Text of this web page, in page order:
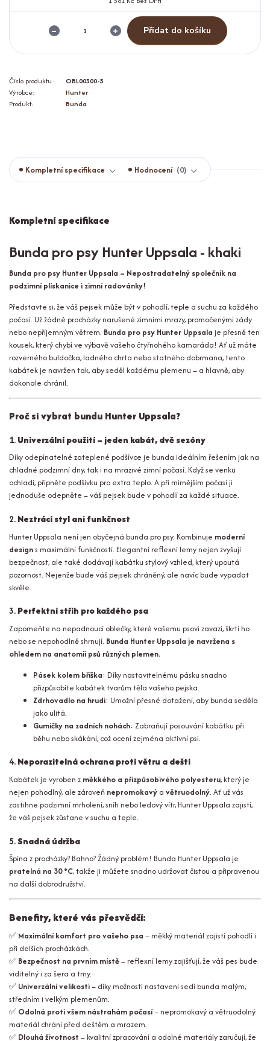
Přidat do košíku
Číslo produktu:
OBL00300-5
Výrobce:
Hunter
Produkt:
Bunda
Kompletní specifikace Hodnocení 0
Kompletní specifikace
Bunda pro psy Hunter Uppsala - khaki
Bunda pro psy Hunter Uppsala – Nepostradatelný společník na
podzimní plískanice i zimní radovánky!
Představte si, že váš pejsek může být v pohodlí, teple a suchu za každého
počasí. Už žádné procházky narušené zimními mrazy, promočenými zády
nebo nepříjemným větrem. Bunda pro psy Hunter Uppsala je přesně ten
kousek, který chybí ve výbavě vašeho čtyřnohého kamaráda! Ať už máte
rozverného buldočka, ladného chrta nebo statného dobrmana, tento
kabátek je navržen tak, aby seděl každému plemenu – a hlavně, aby
dokonale chránil.
Proč si vybrat bundu Hunter Uppsala?
1.Univerzální použití – jeden kabát, dvě sezóny
Díky odepínatelné zateplené podšívce je bunda ideálním řešením jak na
chladné podzimní dny, tak i na mrazivé zimní počasí. Když se venku
ochladí, připněte podšívku pro extra teplo. A při mírnějším počasí ji
jednoduše odepněte – váš pejsek bude v pohodlí za každé situace.
2.Neztrácí styl ani funkčnost
Hunter Uppsala není jen obyčejná bunda pro psy. Kombinuje moderní
designs maximální funkčností. Elegantní reflexní lemy nejen zvyšují
bezpečnost, ale také dodávají kabátku stylový vzhled, který upoutá
pozornost. Nejenže bude váš pejsek chráněný, ale navíc bude vypadat
skvěle.
3.Perfektní střih pro každého psa
Zapomeňte na nepadnoucí oblečky, které vašemu psovi zavazí, škrtí ho
nebo se nepohodlně shrnují. Bunda Hunter Uppsala je navržena s
ohledem na anatomii psů různých plemen.
Pásek kolem bříška: Díky nastavitelnému pásku snadno
přizpůsobíte kabátek tvarům těla vašeho pejska.
Zdrhovadlo na hrudi: Umožní přesné dotažení, aby bunda seděla
jako ulitá.
Gumičky na zadních nohách: Zabraňují posouvání kabátku při
běhu nebo skákání, což ocení zejména aktivní psi.
4.Neporazitelná ochrana proti větru a dešti
Kabátek je vyroben z měkkého a přizpůsobivého polyesteru, který je
nejen pohodlný, ale zároveň nepromokavý a větruodolný. Ať už vás
zastihne podzimní mrholení, sníh nebo ledový vítr, Hunter Uppsala zajistí,
že váš pejsek zůstane v suchu a teple.
5.Snadná údržba
Špína z procházky? Bahno? Žádný problém! Bunda Hunter Uppsala je
pratelná na 30 °C, takže ji můžete snadno udržovat čistou a připravenou
na další dobrodružství.
Benefity, které vás přesvědčí:
✅ Maximální komfort pro vašeho psa – měkký materiál zajistí pohodlí i
při delších procházkách.
✅ Bezpečnost na prvním místě– reflexní lemy zajišťují, že váš pes bude
viditelný i za šera a tmy.
✅ Univerzální velikosti– díky možnosti nastavení sedí bunda malým,
středním i velkým plemenům.
✅ Odolná proti všem nástrahám počasí– nepromokavý a větruodolný
materiál chrání před deštěm a mrazem.
✅ Dlouhá životnost – kvalitní zpracování a odolné materiály zaručují, že